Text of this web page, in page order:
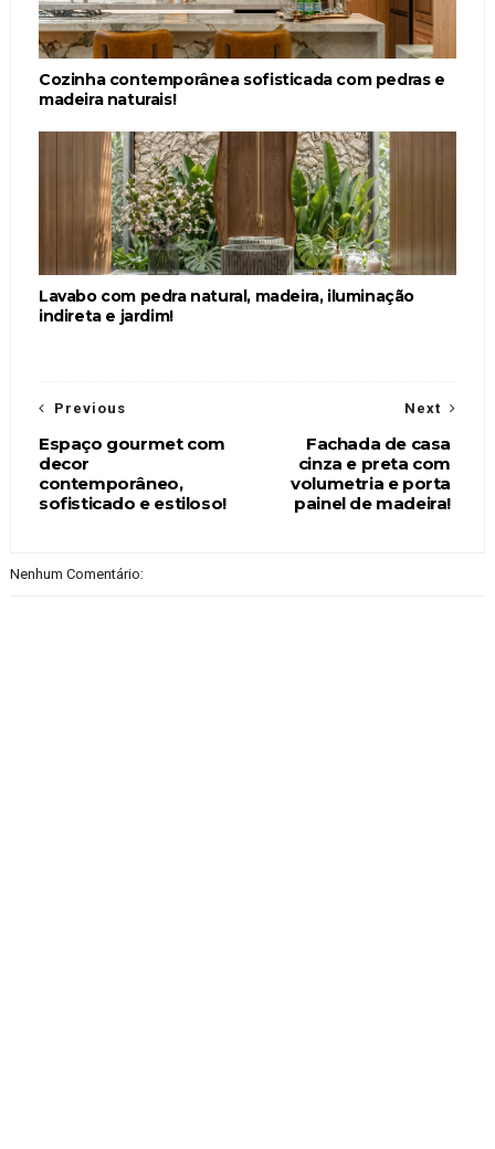
Cozinha contemporânea sofisticada com pedras e
madeira naturais!
Lavabo com pedra natural, madeira, iluminação
indireta e jardim!
Next
Fachada de casa
cinza e preta com
volumetria e porta
painel de madeira!
Previous
Espaço gourmet com
decor
contemporâneo,
sofisticado e estiloso!
Nenhum Comentário: